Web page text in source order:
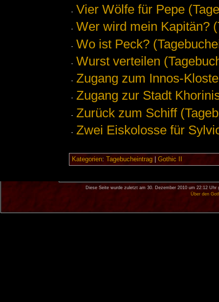
Vier Wölfe für Pepe
Wer wird mein Kapitän?
Wo ist Peck?
Wurst verteilen
Zugang zum Innos-
Zugang zur Stadt
Zurück zum Schiff
Zwei Eiskolosse für
Kategorien: Tagebucheintrag| Gothic II
Diese Seite wurde zuletzt am 30. Dezember 2010 um 22:12 Uhr
Über den